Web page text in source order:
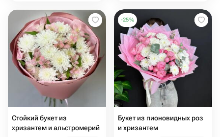
Стойкий букет из
хризантем и альстромерий
-25%
Букет из пионовидных роз
и хризантем